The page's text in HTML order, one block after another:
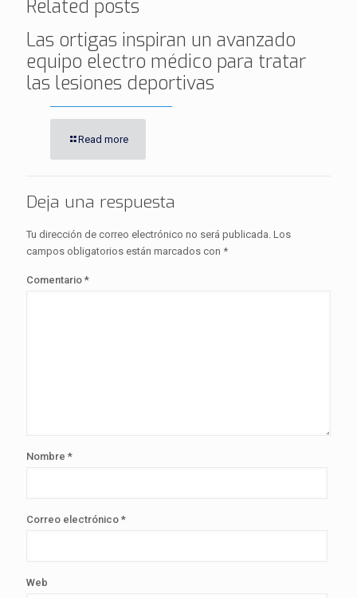
Related posts
Las ortigas inspiran un avanzado
equipo electro médico para tratar
las lesiones deportivas
Read more
Deja una respuesta
Tu dirección de correo electrónico no será publicada. Los
campos obligatorios están marcados con *
Comentario *
Nombre *
Correo electrónico *
Web